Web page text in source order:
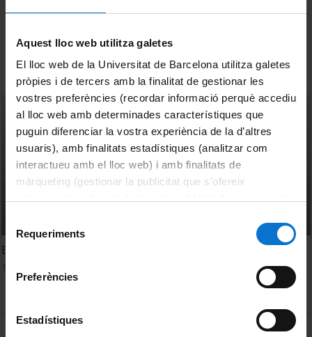
Aquest lloc web utilitza galetes
El lloc web de la Universitat de Barcelona utilitza galetes
pròpies i de tercers amb la finalitat de gestionar les
vostres preferències (recordar informació perquè accediu
al lloc web amb determinades característiques que
puguin diferenciar la vostra experiència de la d’altres
usuaris), amb finalitats estadístiques (analitzar com
interactueu amb el lloc web) i amb finalitats de
màrqueting (gestionar la publicitat que s’ofereix
consultar laPolítica de galetes del lloc web de la
de
consentiment
Requeriments
Preferències
Estadístiques
Sort
El Cronista de China de Diego Sola - Edicions UB
MENÚ PEU 1